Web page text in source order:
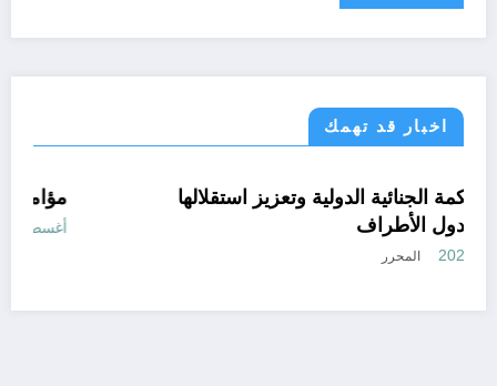
اخبار قد تهمك
الحدث قانون تشريع و ادارة
حماية المحكمة الجنائية الدولية وتعزيز استقلالها
مسؤولية الدول الأطراف
أغسطس 6, 2026